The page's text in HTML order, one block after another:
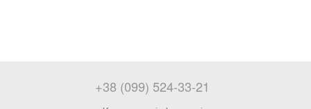
+38 (099) 524-33-21